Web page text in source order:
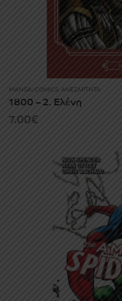
MANGA/COMICS, ΑΝΕΞΆΡΤΗΤΑ
1800 – 2. Ελένη
7.00€